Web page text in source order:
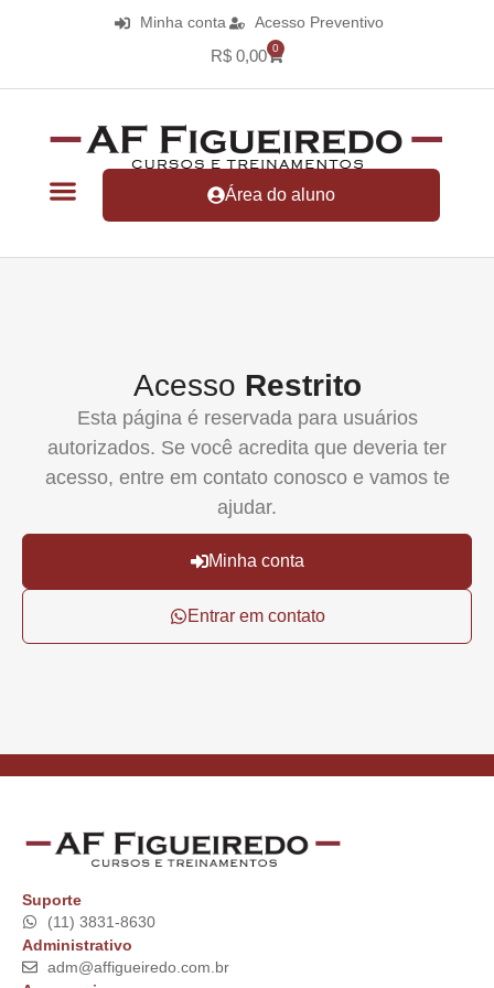
Minha conta Acesso Preventivo
R$ 0,00 0
Área do aluno
Acesso Restrito
Esta página é reservada para usuários
autorizados. Se você acredita que deveria ter
acesso, entre em contato conosco e vamos te
ajudar.
Minha conta
Entrar em contato
Suporte
(11) 3831-8630
Administrativo
adm@affigueiredo.com.br